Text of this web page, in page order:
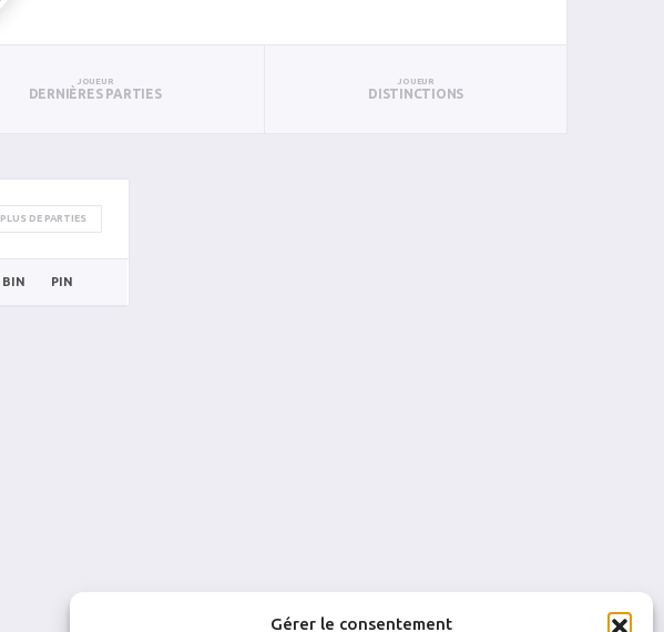
Gérer le consentement
JOUEUR
DERNIÈRES PARTIES
JOUEUR
DISTINCTIONS
PLUS DE PARTIES
BIN PIN